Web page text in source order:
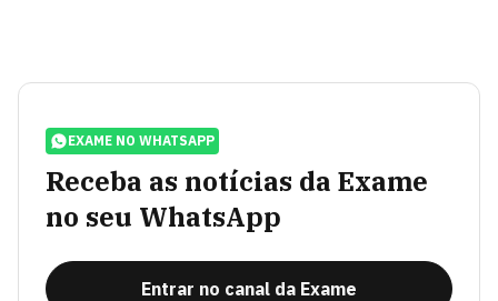
EXAME NO WHATSAPP
Receba as notícias da Exame
no seu WhatsApp
Entrar no canal da Exame